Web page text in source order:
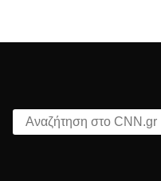
Αναζήτηση στο CNN.gr